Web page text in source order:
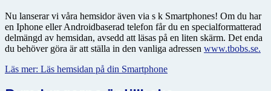
Nu lanserar vi våra hemsidor även via s k Smartphones! Om du har
en Iphone eller Androidbaserad telefon får du en specialformatterad
delmängd av hemsidan, avsedd att läsas på en liten skärm. Det enda
du behöver göra är att ställa in den vanliga adressen www.tbobs.se.
Läs mer: Läs hemsidan på din Smartphone